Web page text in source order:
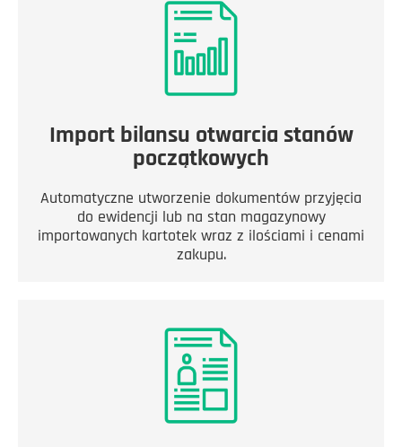
Import bilansu otwarcia stanów
początkowych
Automatyczne utworzenie dokumentów przyjęcia
do ewidencji lub na stan magazynowy
importowanych kartotek wraz z ilościami i cenami
zakupu.